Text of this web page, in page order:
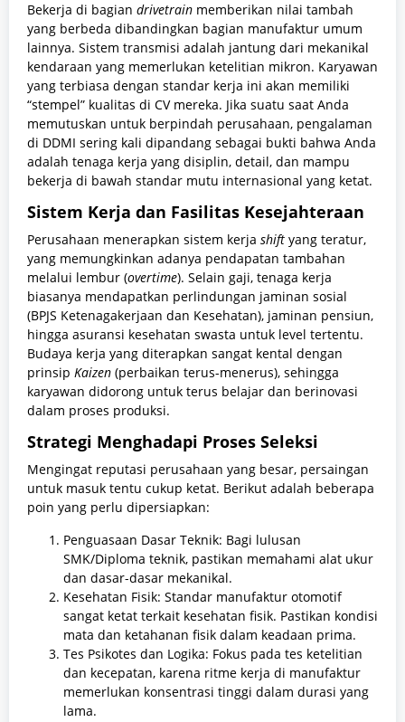
Bekerja di bagian drivetrain memberikan nilai tambah
yang berbeda dibandingkan bagian manufaktur umum
lainnya. Sistem transmisi adalah jantung dari mekanikal
kendaraan yang memerlukan ketelitian mikron. Karyawan
yang terbiasa dengan standar kerja ini akan memiliki
“stempel” kualitas di CV mereka. Jika suatu saat Anda
memutuskan untuk berpindah perusahaan, pengalaman
di DDMI sering kali dipandang sebagai bukti bahwa Anda
adalah tenaga kerja yang disiplin, detail, dan mampu
bekerja di bawah standar mutu internasional yang ketat.
Sistem Kerja dan Fasilitas Kesejahteraan
Perusahaan menerapkan sistem kerja shift yang teratur,
yang memungkinkan adanya pendapatan tambahan
melalui lembur (overtime). Selain gaji, tenaga kerja
biasanya mendapatkan perlindungan jaminan sosial
(BPJS Ketenagakerjaan dan Kesehatan), jaminan pensiun,
hingga asuransi kesehatan swasta untuk level tertentu.
Budaya kerja yang diterapkan sangat kental dengan
prinsip Kaizen (perbaikan terus-menerus), sehingga
karyawan didorong untuk terus belajar dan berinovasi
dalam proses produksi.
Strategi Menghadapi Proses Seleksi
Mengingat reputasi perusahaan yang besar, persaingan
untuk masuk tentu cukup ketat. Berikut adalah beberapa
poin yang perlu dipersiapkan:
Penguasaan Dasar Teknik: Bagi lulusan
SMK/Diploma teknik, pastikan memahami alat ukur
dan dasar-dasar mekanikal.
Kesehatan Fisik: Standar manufaktur otomotif
sangat ketat terkait kesehatan fisik. Pastikan kondisi
mata dan ketahanan fisik dalam keadaan prima.
Tes Psikotes dan Logika: Fokus pada tes ketelitian
dan kecepatan, karena ritme kerja di manufaktur
memerlukan konsentrasi tinggi dalam durasi yang
lama.